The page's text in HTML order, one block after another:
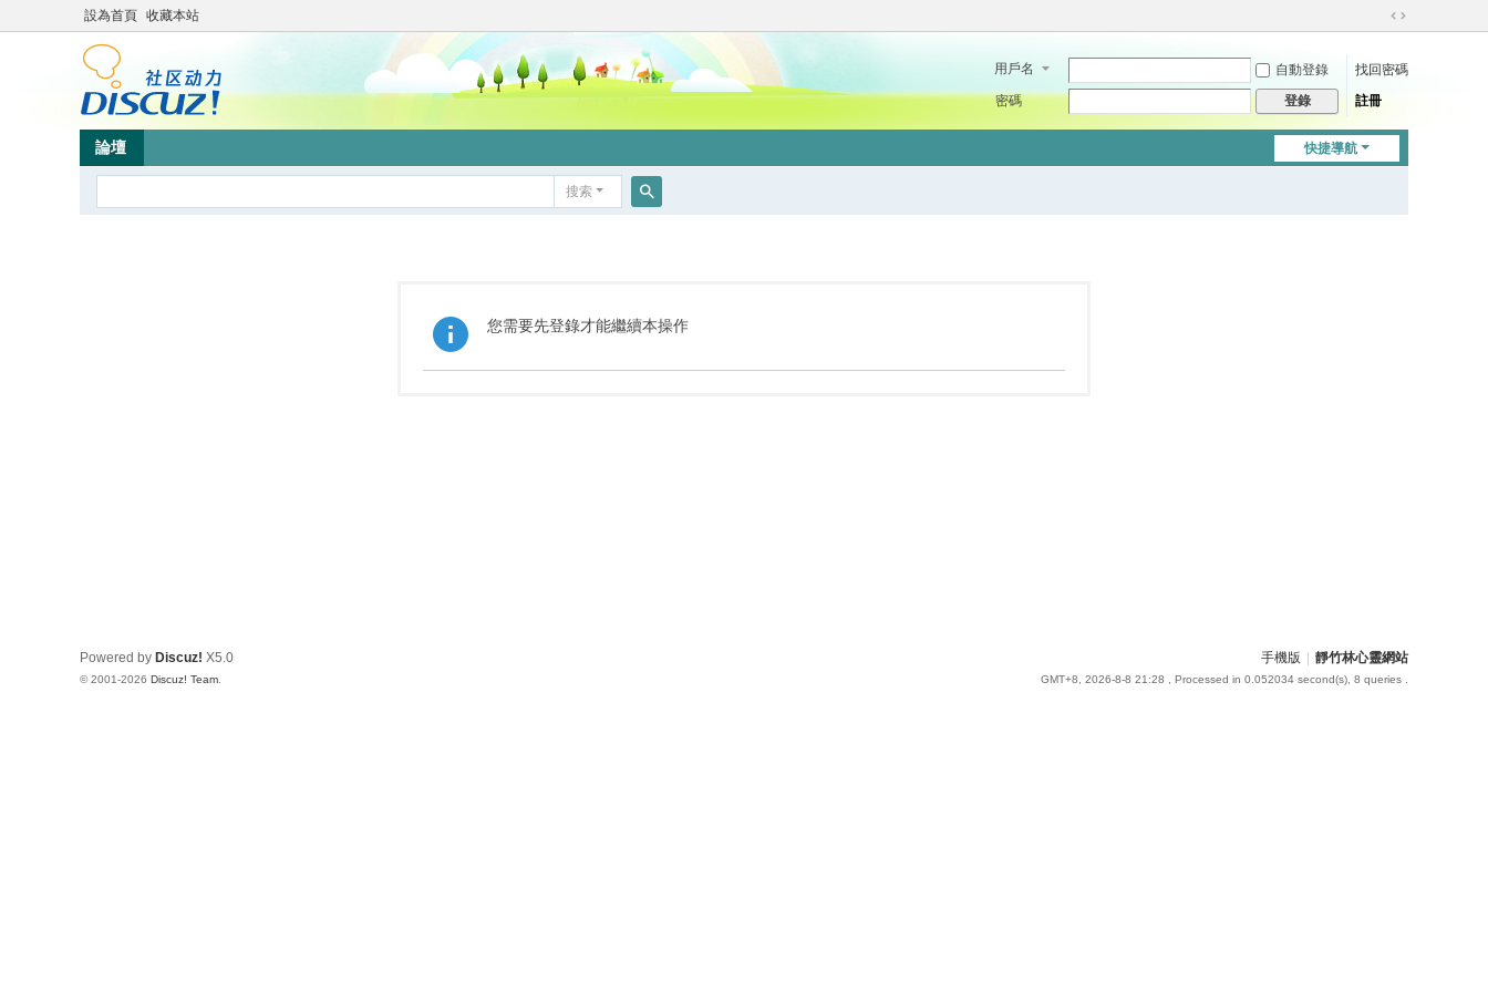
設為首頁 收藏本站
切
到
用戶名 自動登錄
找回密碼
密碼
登錄 註冊
快捷導航
論壇
搜索
您需要先登錄才能繼續本操作
手機版 靜竹林心靈網站
GMT+8, 2026-8-8 21:28 , Processed in 0.052034 second(s), 8 queries .
Powered by Discuz! X5.0
© 2001-2026 Discuz! Team